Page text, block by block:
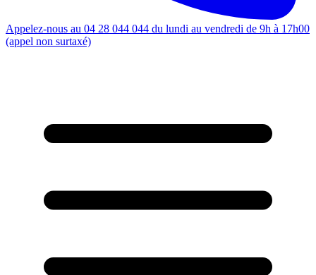
Appelez-nous au 04 28 044 044 du lundi au vendredi de 9h à 17h00
(appel non surtaxé)